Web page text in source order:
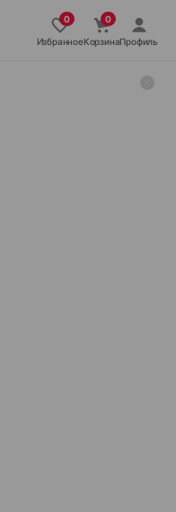
ИзбранноеКорзинаПрофиль